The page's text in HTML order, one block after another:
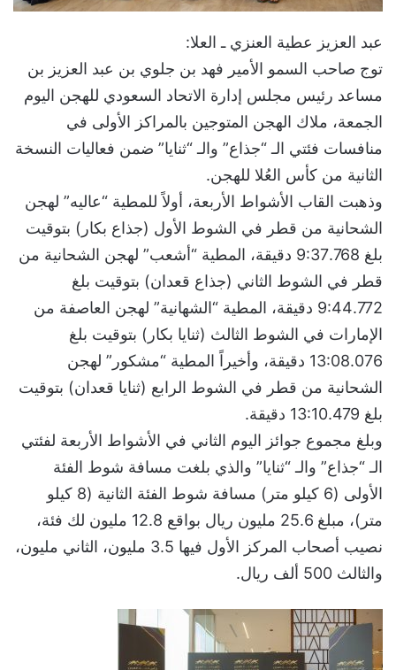
عبد العزيز عطية العنزي ـ العلا:
توج صاحب السمو الأمير فهد بن جلوي بن عبد العزيز بن
مساعد رئيس مجلس إدارة الاتحاد السعودي للهجن اليوم
الجمعة، ملاك الهجن المتوجين بالمراكز الأولى في
منافسات فئتي الـ “جذاع” والـ “ثنايا” ضمن فعاليات النسخة
الثانية من كأس العُلا للهجن.
وذهبت القاب الأشواط الأربعة، أولاً للمطية “عاليه” لهجن
الشحانية من قطر في الشوط الأول (جذاع بكار) بتوقيت
بلغ 9:37.768 دقيقة، المطية “أشعب” لهجن الشحانية من
قطر في الشوط الثاني (جذاع قعدان) بتوقيت بلغ
9:44.772 دقيقة، المطية “الشهانية” لهجن العاصفة من
الإمارات في الشوط الثالث (ثنايا بكار) بتوقيت بلغ
13:08.076 دقيقة، وأخيراً المطية “مشكور” لهجن
الشحانية من قطر في الشوط الرابع (ثنايا قعدان) بتوقيت
بلغ 13:10.479 دقيقة.
وبلغ مجموع جوائز اليوم الثاني في الأشواط الأربعة لفئتي
الـ “جذاع” والـ “ثنايا” والذي بلغت مسافة شوط الفئة
الأولى (6 كيلو متر) مسافة شوط الفئة الثانية (8 كيلو
متر)، مبلغ 25.6 مليون ريال بواقع 12.8 مليون لك فئة،
نصيب أصحاب المركز الأول فيها 3.5 مليون، الثاني مليون،
والثالث 500 ألف ريال.